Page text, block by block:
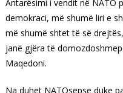
Antarësimi i vendit në NATO
demokraci, më shumë liri e
më shumë shtet të së
janë gjëra të
Maqedoni.
Na duhet NATOsepse duke